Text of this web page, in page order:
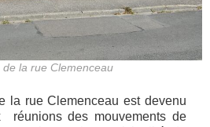
de la rue Clemenceau
la rue Clemenceau est devenu
réunions des mouvements de